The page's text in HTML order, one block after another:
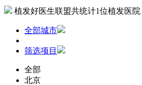
植发好医生联盟共统计1位植发医院
全部城市
筛选项目
全部
北京